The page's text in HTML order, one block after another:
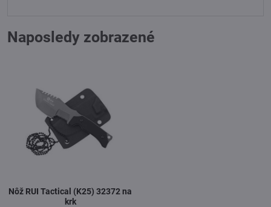
Naposledy zobrazené
Nôž RUI Tactical (K25) 32372 na
krk